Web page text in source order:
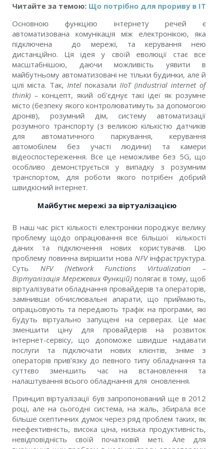
Читайте за темою: Що потрібно для прориву в IT
Основною функцією інтернету речей є
автоматизована комунікація між електронікою, яка
підключена до мережі, та керування нею
дистанційно. Ця ідея у своїй еволюції стає все
масштабнішою, даючи можливість уявити в
майбутньому автоматизовані не тільки будинки, але й
цілі міста. Так, Іntel показали IIoT (industrial internet of
think) – концепт, який об’єднує такі ідеї як розумне
місто (безпеку якого контролюватимуть за допомогою
дронів), розумний дім, систему автоматизації
розумного транспорту (з великою кількістю датчиків
для автоматичного паркування, керування
автомобілем без участі людини) та камери
відеоспостереження. Все це неможливе без 5G, що
особливо демонструється у випадку з розумним
транспортом, для роботи якого потрібен добрий
швидкісний інтернет.
Майбутнє мережі за віртуалізацією
В наш час ріст кількості електроніки породжує велику
проблему щодо опрацювання все більшої кількості
даних та підключення нових користувачів. Цю
проблему повинна вирішити нова NFVінфраструктура.
Суть NFV (Network Functions Virtualization –
Віртуалізація Мережевих Функцій) полягає в тому, щоб
віртуалізувати обладнання провайдерів та операторів,
замінивши обчислювальні апарати, що приймають,
опрацьовують та передають трафік на програми, які
будуть віртуально запущені на серверах. Це має
зменшити ціну для провайдерів на розвиток
інтернет-сервісу, що допоможе швидше надавати
послуги та підключати нових клієнтів, зніме з
операторів прив’язку до певного типу обладнання та
суттєво зменшить час на встановлення та
налаштування всього обладнання для оновлення.
Принцип віртуалізації був запропонований ще в 2012
році, але на сьогодні система, на жаль, збирала все
більше скептичних думок через ряд проблем таких, як
неефективність, висока ціна, низька продуктивність,
невідповідність своїй початковій меті. Але для